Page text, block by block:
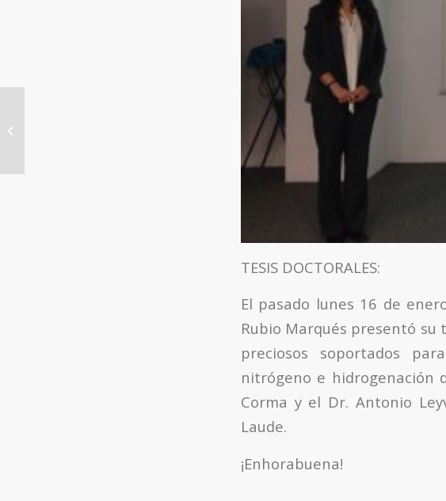
TESIS DOCTORALES:
El pasado lunes 16 de
Rubio Marqués presentó
preciosos soportados
nitrógeno e hidrogenación
Corma y el Dr. Antonio
Laude.
¡Enhorabuena!